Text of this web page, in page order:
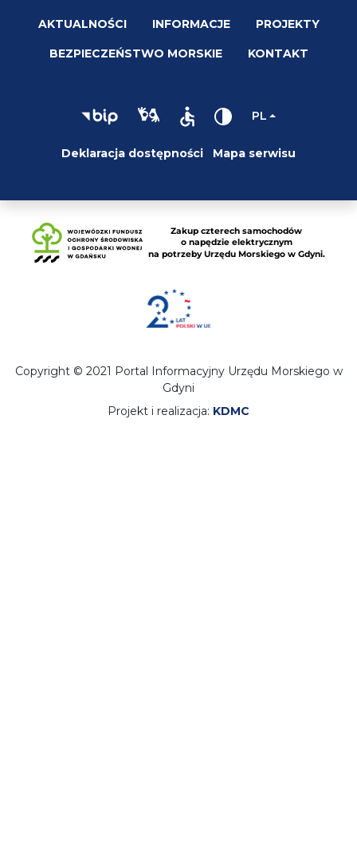
AKTUALNOŚCI INFORMACJE PROJEKTY
BEZPIECZEŃSTWO MORSKIE KONTAKT
PL
Deklaracja dostępności Mapa serwisu
Copyright © 2021 Portal Informacyjny Urzędu Morskiego w
Gdyni
Projekt i realizacja: KDMC